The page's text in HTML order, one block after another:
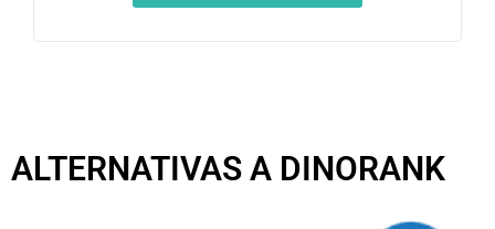
ALTERNATIVAS A DINORANK